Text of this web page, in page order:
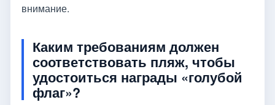
внимание.
Каким требованиям должен
соответствовать пляж, чтобы
удостоиться награды «голубой
флаг»?